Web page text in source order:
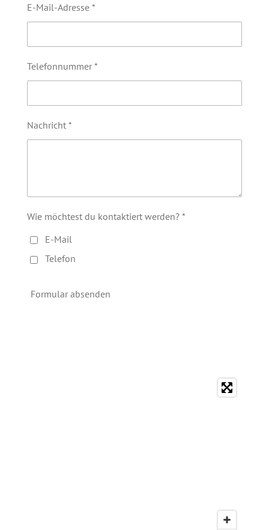
E-Mail-Adresse *
Telefonnummer *
Nachricht *
Wie möchtest du kontaktiert werden? *
E-Mail
Telefon
Formular absenden